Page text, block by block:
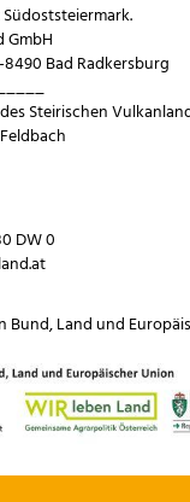
GmbH
Bad Radkersburg
Steirischen
DW 0
Bund,Land und